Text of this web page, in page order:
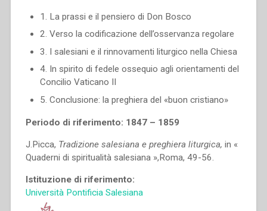
1. La prassi e il pensiero di Don Bosco
2. Verso la codificazione dell’osservanza regolare
3. I salesiani e il rinnovamenti liturgico nella Chiesa
4. In spirito di fedele ossequio agli orientamenti del
Concilio Vaticano II
5. Conclusione: la preghiera del «buon cristiano»
Periodo di riferimento: 1847 – 1859
J.Picca, Tradizione salesiana e preghiera liturgica, in «
Quaderni di spiritualità salesiana »,Roma, 49-56.
Istituzione di riferimento:
Università Pontificia Salesiana